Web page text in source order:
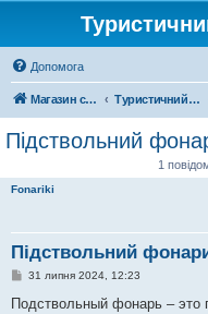
Допомога
Магазин спорядження Туристичний форум «Рюкзак»
Підствольний
1
Fonariki
Підствольний
П
в
31 липня 2024, 12:23
Подствольный фонарь – это